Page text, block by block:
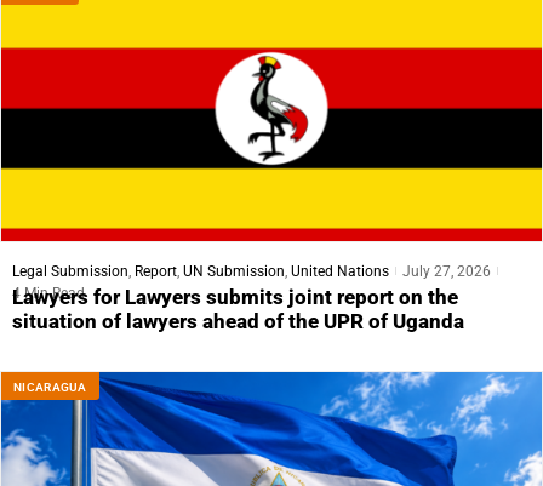
Legal Submission Report UN Submission United Nations
July 27, 2026
4 Min Read
Lawyers for Lawyers submits joint report on the
situation of lawyers ahead of the UPR of Uganda
NICARAGUA